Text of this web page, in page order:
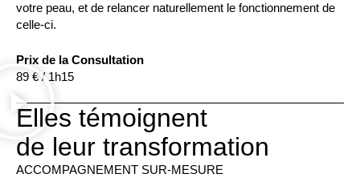
votre peau, et de relancer naturellement le fonctionnement de
celle-ci.
Prix de la Consultation
89 € / 1h15
Elles témoignent
de leur transformation
ACCOMPAGNEMENT SUR-MESURE